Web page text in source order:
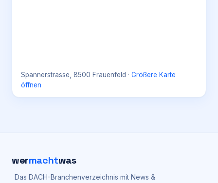
Spannerstrasse, 8500 Frauenfeld · Größere Karte
öffnen
wermachtwas
Das DACH-Branchenverzeichnis mit News &